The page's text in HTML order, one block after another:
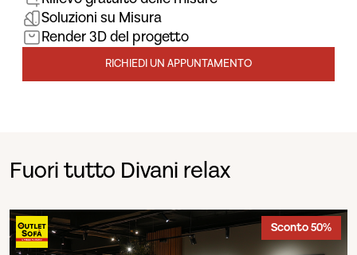
Soluzioni su Misura
Render 3D del progetto
RICHIEDI UN APPUNTAMENTO
Fuori tutto Divani relax
Sconto 50%